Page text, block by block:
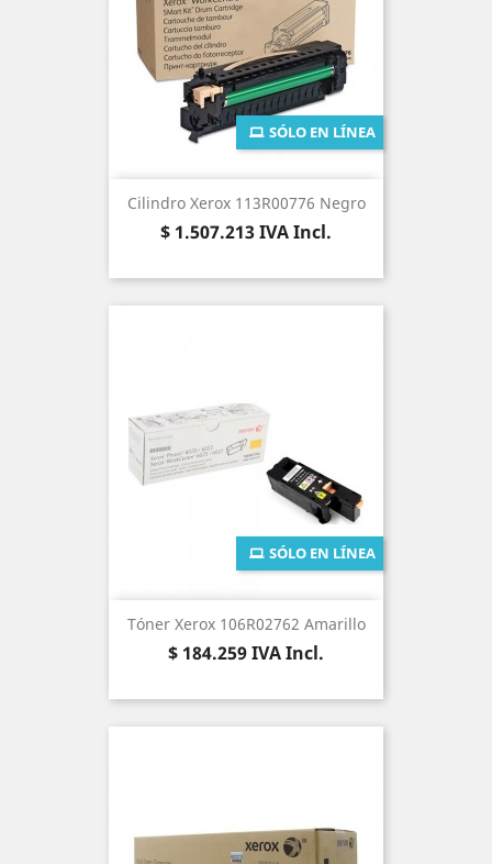
Cilindro Xerox 113R00776 Negro
Precio
$ 1.507.213IVA Incl.
SÓLO EN LÍNEA
Tóner Xerox 106R02762 Amarillo
Precio
$ 184.259IVA Incl.
SÓLO EN LÍNEA